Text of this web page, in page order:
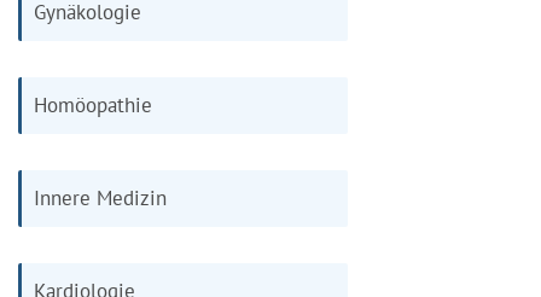
Gynäkologie
Homöopathie
Innere Medizin
Kardiologie